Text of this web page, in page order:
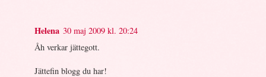
Helena 30 maj 2009 kl. 20:24
Åh verkar jättegott.
Jättefin blogg du har!